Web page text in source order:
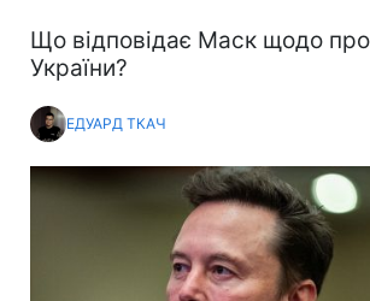
Що відповідає Маск щодо
України?
ЕДУАРД ТКАЧ